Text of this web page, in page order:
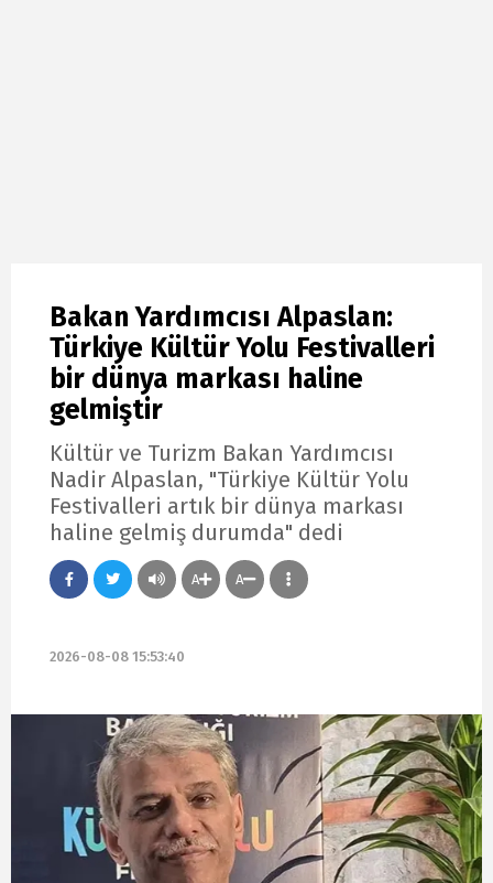
Bakan Yardımcısı Alpaslan:
Türkiye Kültür Yolu Festivalleri
bir dünya markası haline
gelmiştir
Kültür ve Turizm Bakan Yardımcısı
Nadir Alpaslan, "Türkiye Kültür Yolu
Festivalleri artık bir dünya markası
haline gelmiş durumda" dedi
A A
2026-08-08 15:53:40